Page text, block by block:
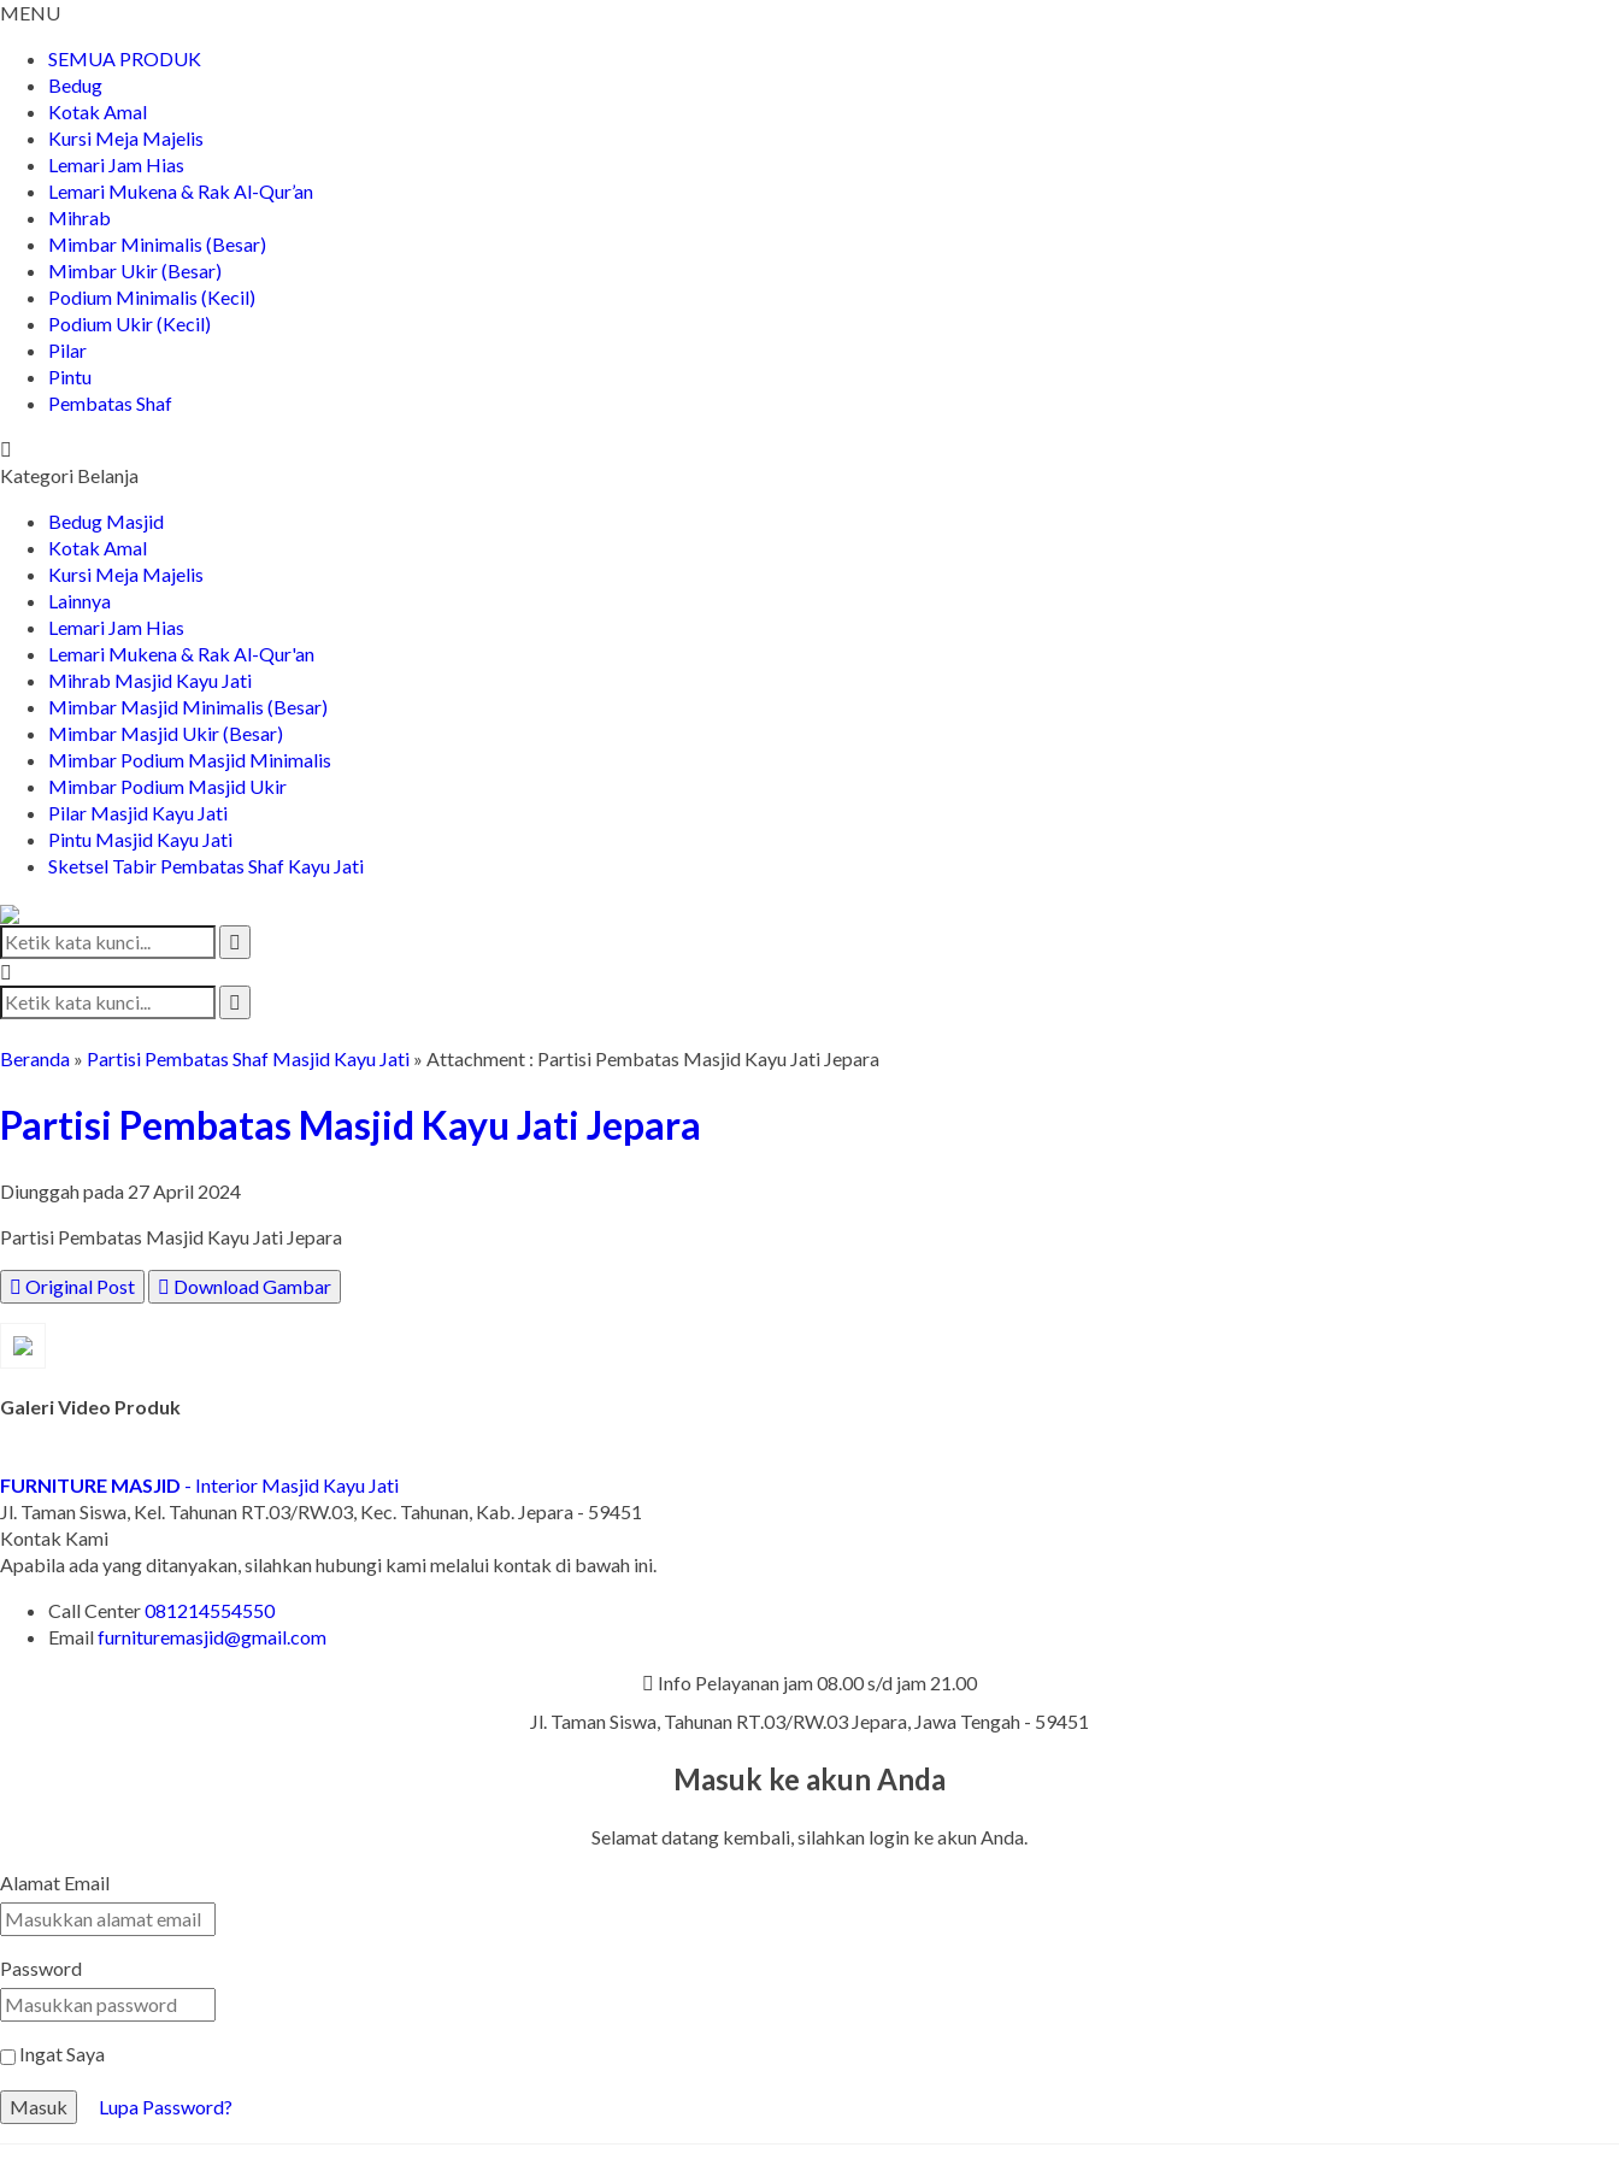
MENU
SEMUA PRODUK
Bedug
Kotak Amal
Kursi Meja Majelis
Lemari Jam Hias
Lemari Mukena & Rak Al-Qur’an
Mihrab
Mimbar Minimalis (Besar)
Mimbar Ukir (Besar)
Podium Minimalis (Kecil)
Podium Ukir (Kecil)
Pilar
Pintu
Pembatas Shaf
Kategori Belanja
Bedug Masjid
Kotak Amal
Kursi Meja Majelis
Lainnya
Lemari Jam Hias
Lemari Mukena & Rak Al-Qur'an
Mihrab Masjid Kayu Jati
Mimbar Masjid Minimalis (Besar)
Mimbar Masjid Ukir (Besar)
Mimbar Podium Masjid Minimalis
Mimbar Podium Masjid Ukir
Pilar Masjid Kayu Jati
Pintu Masjid Kayu Jati
Sketsel Tabir Pembatas Shaf Kayu Jati
Beranda » Partisi Pembatas Shaf Masjid Kayu Jati » Attachment : Partisi Pembatas Masjid Kayu Jati Jepara
Partisi Pembatas Masjid Kayu Jati Jepara
Diunggah pada 27 April 2024
Partisi Pembatas Masjid Kayu Jati Jepara
Original Post Download Gambar
Galeri Video Produk
FURNITURE MASJID - Interior Masjid Kayu Jati
Jl. Taman Siswa, Kel. Tahunan RT.03/RW.03, Kec. Tahunan, Kab. Jepara - 59451
Kontak Kami
Apabila ada yang ditanyakan, silahkan hubungi kami melalui kontak di bawah ini.
Call Center081214554550
Emailfurnituremasjid@gmail.com
Info Pelayanan jam 08.00 s/d jam 21.00
Jl. Taman Siswa, Tahunan RT.03/RW.03 Jepara, Jawa Tengah - 59451
Masuk ke akun Anda
Selamat datang kembali, silahkan login ke akun Anda.
Alamat Email
Password
Ingat Saya
Masuk Lupa Password?